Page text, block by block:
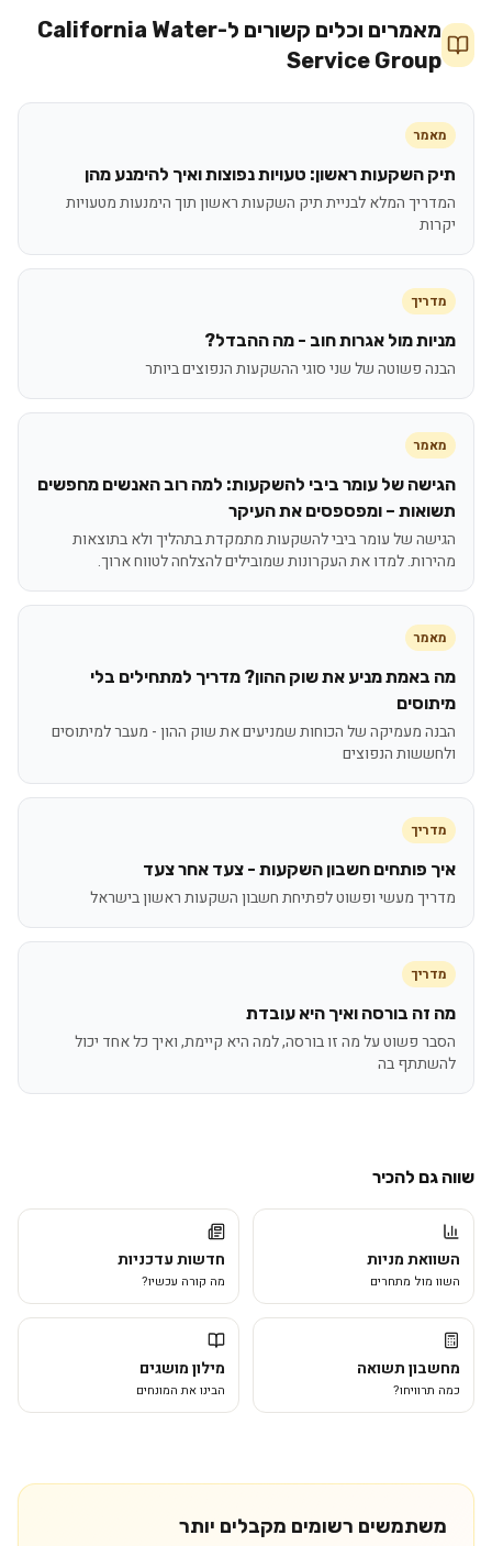
מאמרים וכלים קשורים ל-California Water
Service Group
מאמר
תיק השקעות ראשון: טעויות נפוצות ואיך להימנע מהן
המדריך המלא לבניית תיק השקעות ראשון תוך הימנעות מטעויות
יקרות
מדריך
מניות מול אגרות חוב - מה ההבדל?
הבנה פשוטה של שני סוגי ההשקעות הנפוצים ביותר
מאמר
הגישה של עומר ביבי להשקעות: למה רוב האנשים מחפשים
תשואות – ומפספסים את העיקר
הגישה של עומר ביבי להשקעות מתמקדת בתהליך ולא בתוצאות
מהירות. למדו את העקרונות שמובילים להצלחה לטווח ארוך.
מאמר
מה באמת מניע את שוק ההון? מדריך למתחילים בלי
מיתוסים
הבנה מעמיקה של הכוחות שמניעים את שוק ההון - מעבר למיתוסים
ולחששות הנפוצים
מדריך
איך פותחים חשבון השקעות - צעד אחר צעד
מדריך מעשי ופשוט לפתיחת חשבון השקעות ראשון בישראל
מדריך
מה זה בורסה ואיך היא עובדת
הסבר פשוט על מה זו בורסה, למה היא קיימת, ואיך כל אחד יכול
להשתתף בה
שווה גם להכיר
השוואת מניות
השוו מול מתחרים
חדשות עדכניות
מה קורה עכשיו?
מחשבון תשואה
כמה תרוויחו?
מילון מושגים
הבינו את המונחים
משתמשים רשומים מקבלים יותר